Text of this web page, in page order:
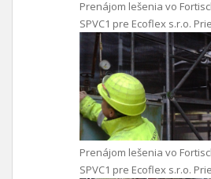
Prenájom lešenia vo
SPVC1 pre Ecoflex s.r.o.
Prenájom lešenia vo
SPVC1 pre Ecoflex s.r.o.